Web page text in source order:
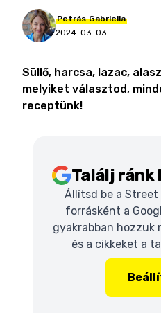
Petrás Gabriella
2024. 03. 03.
Süllő, harcsa, lazac,
melyiket választod,
receptünk!
Találj ránk
Állítsd be a
forrásként a
gyakrabban hozzuk
és a cikkeket a